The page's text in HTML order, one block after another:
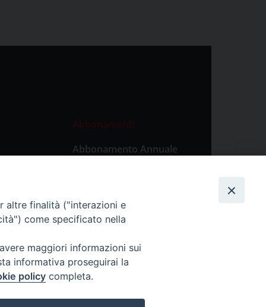
Abbonamenti
Abbonamento Annuale
Abbonamento Singola
altre finalità ("interazioni e
come specificato nella
maggiori informazioni sui
informativa proseguirai la
policy completa.